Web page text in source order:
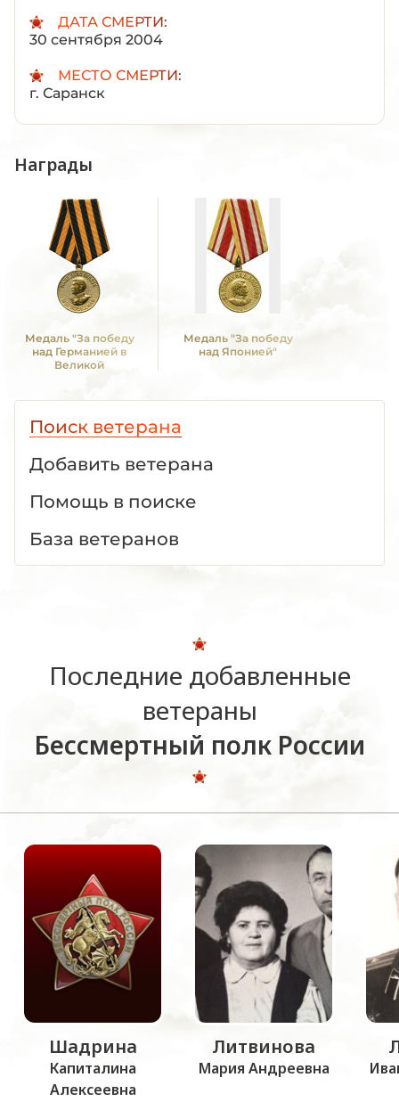
ДАТА СМЕРТИ:
30 сентября 2004
МЕСТО СМЕРТИ:
г. Саранск
Награды
Медаль "За победу
над Германией в
Великой
Медаль "За победу
над Японией"
Поиск ветерана
Добавить ветерана
Помощь в поиске
База ветеранов
Последние добавленные
ветераны
Бессмертный полк России
Шадрина
Капиталина
Алексеевна
Литвинова
Мария Андреевна